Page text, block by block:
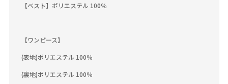
【ベスト】ポリエステル 100％
【ワンピース】
(表地)ポリエステル 100％
(裏地)ポリエステル 100％